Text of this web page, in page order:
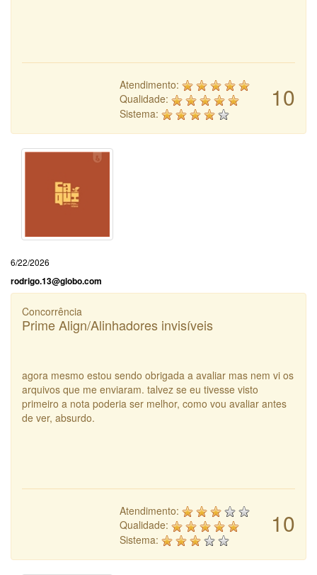
10
Atendimento:
Qualidade:
Sistema:
6/22/2026
rodrigo.13@globo.com
Concorrência
Prime Align/Alinhadores invisíveis
agora mesmo estou sendo obrigada a avaliar mas nem vi os
arquivos que me enviaram. talvez se eu tivesse visto
primeiro a nota poderia ser melhor, como vou avaliar antes
de ver, absurdo.
10
Atendimento:
Qualidade:
Sistema: